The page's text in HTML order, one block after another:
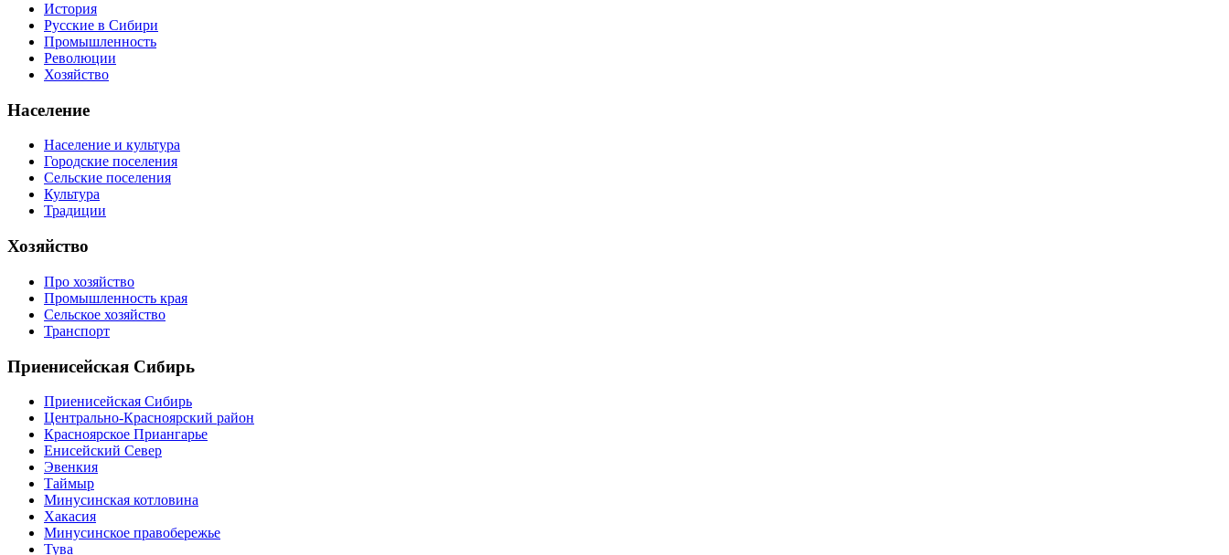
История
Русские в Сибири
Промышленность
Революции
Хозяйство
Население
Население и культура
Городские поселения
Сельские поселения
Культура
Традиции
Хозяйство
Про хозяйство
Промышленность края
Сельское хозяйство
Транспорт
Приенисейская Сибирь
Приенисейская Сибирь
Центрально-Красноярский район
Красноярское Приангарье
Енисейский Север
Эвенкия
Таймыр
Минусинская котловина
Хакасия
Минусинское правобережье
Тува